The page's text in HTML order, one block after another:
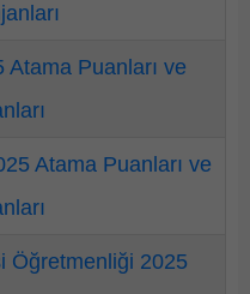
Puanları ve
Atama Puanları ve
Öğretmenliği 2025